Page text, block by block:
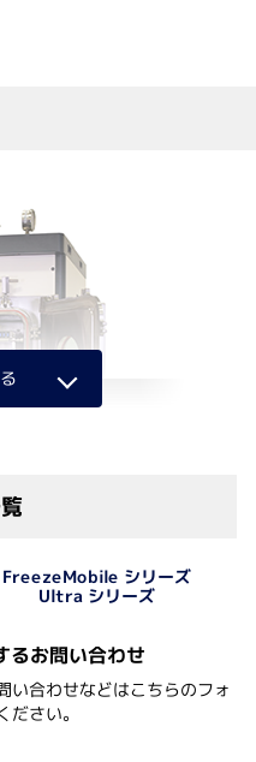
）以外に、クリーンルーム
択も可能です。
FreezeMobile シリーズ
Ultra シリーズ
るお問い合わせ
い合わせなどはこちらのフォ
ださい。